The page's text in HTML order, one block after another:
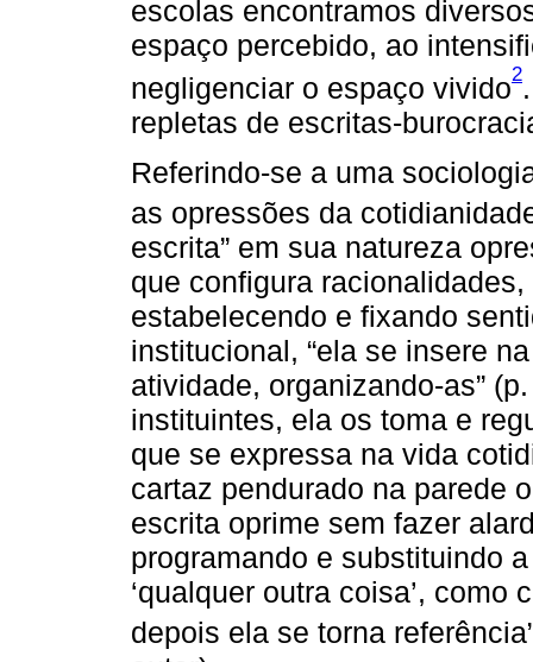
escolas encontramos
espaço percebido, ao
negligenciar o espaço vivido2
repletas de escritas-
Referindo-se a uma
as opressões da
escrita” em sua natureza
que configura
estabelecendo e fixando
institucional, “ela se insere
atividade, organizando-as”
instituintes, ela os toma e
que se expressa na vida
cartaz pendurado na parede
escrita oprime sem fazer
programando e substituindo
‘qualquer outra coisa’,
depois ela se torna